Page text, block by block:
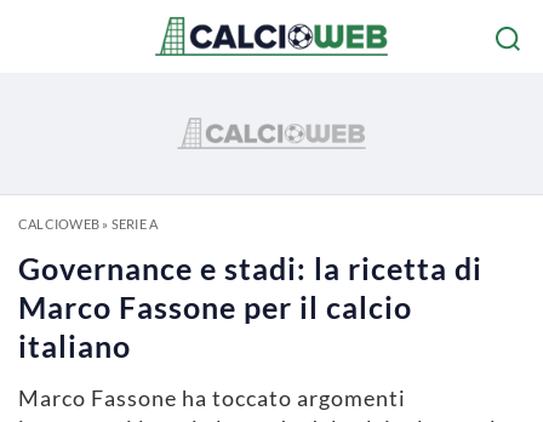
CALCIOWEB» SERIE A
Governance e stadi: la ricetta di
Marco Fassone per il calcio
italiano
Marco Fassone ha toccato argomenti